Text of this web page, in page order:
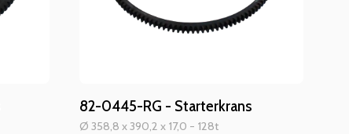
82-0445-RG - Starterkrans
Ø 358,8 x 390,2 x 17,0 - 128t